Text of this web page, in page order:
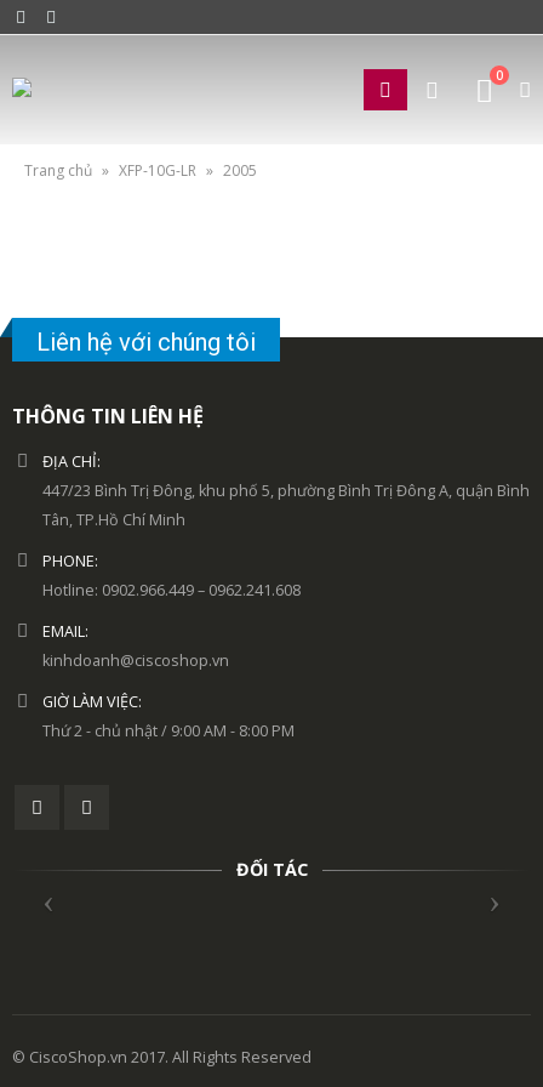
0
Trang chủ » XFP-10G-LR » 2005
Liên hệ với chúng tôi
THÔNG TIN LIÊN HỆ
ĐỊA CHỈ:
447/23 Bình Trị Đông, khu phố 5, phường Bình Trị Đông A, quận Bình
Tân, TP.Hồ Chí Minh
PHONE:
Hotline: 0902.966.449 – 0962.241.608
EMAIL:
kinhdoanh@ciscoshop.vn
GIỜ LÀM VIỆC:
Thứ 2 - chủ nhật / 9:00 AM - 8:00 PM
ĐỐI TÁC
© CiscoShop.vn 2017. All Rights Reserved